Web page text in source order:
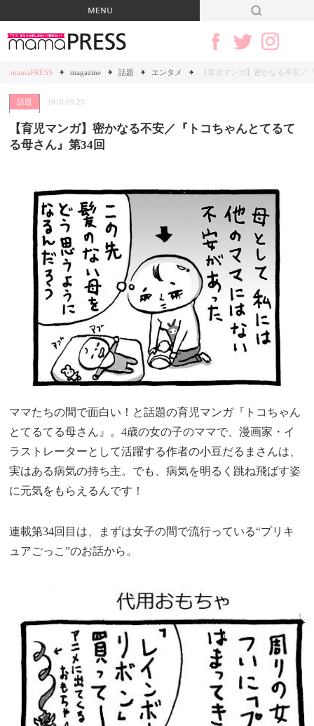
mamaPRESS magazine 話題 エンタメ 【育児マンガ】密かなる不安／
話題 2018.09.25
【育児マンガ】密かなる不安／『トコちゃんとてるて
る母さん』第34回
ママたちの間で面白い！と話題の育児マンガ『トコちゃん
とてるてる母さん』。4歳の女の子のママで、漫画家・イ
ラストレーターとして活躍する作者の小豆だるまさんは、
実はある病気の持ち主。でも、病気を明るく跳ね飛ばす姿
に元気をもらえるんです！
連載第34回目は、まずは女子の間で流行っている“プリキ
ュアごっこ”のお話から。